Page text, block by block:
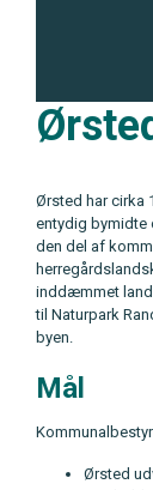
Ørsted har cirka
entydig bymidte
den del af
inddæmmet
til Naturpark
byen.
Mål
Ørsted